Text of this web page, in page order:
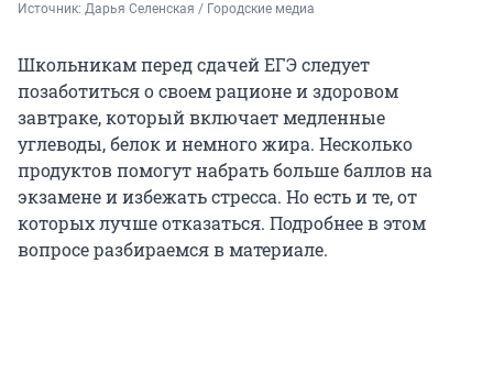
Источник: Дарья Селенская / Городские медиа
Школьникам перед сдачей ЕГЭ следует
позаботиться о своем рационе и здоровом
завтраке, который включает медленные
углеводы, белок и немного жира. Несколько
продуктов помогут набрать больше баллов на
экзамене и избежать стресса. Но есть и те, от
которых лучше отказаться. Подробнее в этом
вопросе разбираемся в материале.